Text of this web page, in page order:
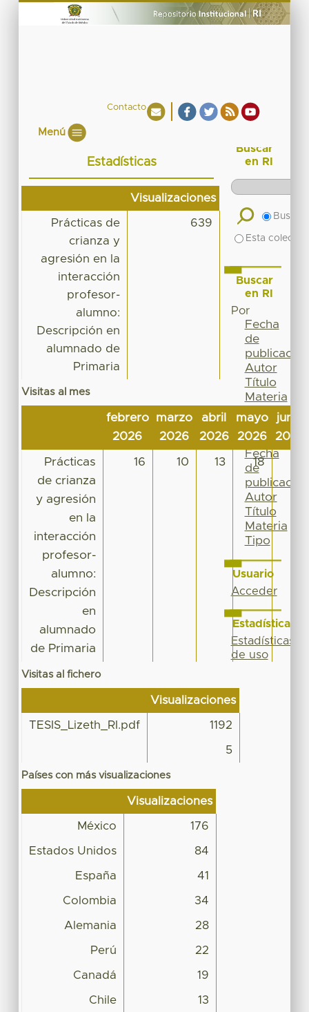
Contacto
Menú
Estadísticas
Visualizaciones
Prácticas de
crianza y
agresión en la
interacción
profesor-
alumno:
Descripción en
alumnado de
Primaria
639
Visitas al mes
febrero
2026
marzo
2026
abril
2026
mayo
2026
junio
2026
Prácticas
de crianza
y agresión
en la
interacción
profesor-
alumno:
Descripción
en
alumnado
de Primaria
16 10 13 18
Visitas al fichero
Visualizaciones
TESIS_Lizeth_RI.pdf 1192
5
Países con más visualizaciones
Visualizaciones
México 176
Estados Unidos 84
España 41
Colombia 34
Alemania 28
Perú 22
Canadá 19
Chile 13
Buscar
en RI
Buscar
Esta
Buscar
en RI
Por
Fecha
de
publicación
Autor
Título
Materia
Tipo
colección
Fecha
de
publicación
Autor
Título
Materia
Tipo
Usuario
Acceder
Estadísticas
Estadísticas
de uso